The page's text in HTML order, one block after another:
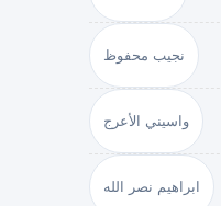
نجيب محفوظ
واسيني الأعرج
ابراهيم نصر الله